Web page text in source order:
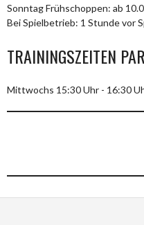
Sonntag Frühschoppen: ab
Bei Spielbetrieb: 1 Stunde vor
TRAININGSZEITEN
Mittwochs 15:30 Uhr - 16:30